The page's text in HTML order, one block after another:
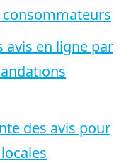
avis en ligne par
des avis pour